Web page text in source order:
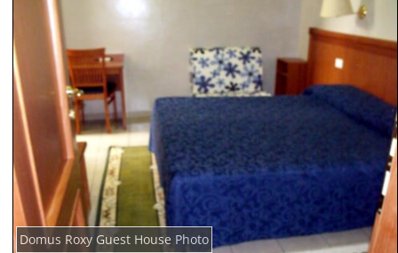
Domus Roxy Guest House Photo